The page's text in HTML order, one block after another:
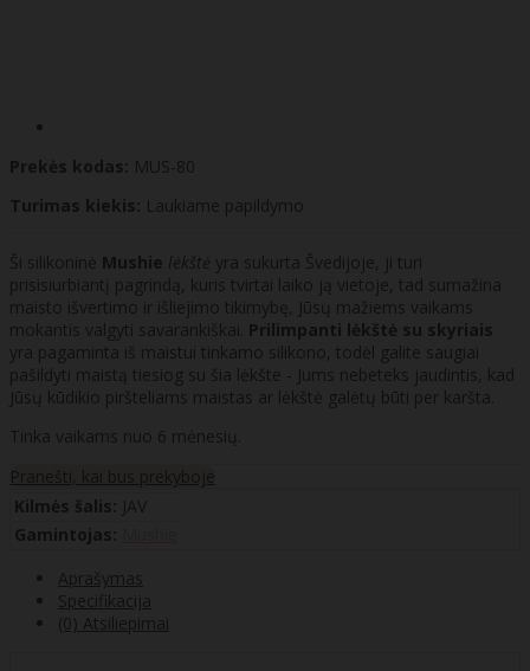
Prekės kodas: MUS-80
Turimas kiekis: Laukiame papildymo
Ši silikoninė Mushie lėkštė yra sukurta Švedijoje, ji turi
prisisiurbiantį pagrindą, kuris tvirtai laiko ją vietoje, tad sumažina
maisto išvertimo ir išliejimo tikimybę, Jūsų mažiems vaikams
mokantis valgyti savarankiškai. Prilimpanti lėkštė su skyriais
yra pagaminta iš maistui tinkamo silikono, todėl galite saugiai
pašildyti maistą tiesiog su šia lėkšte - Jums nebeteks jaudintis, kad
Jūsų kūdikio piršteliams maistas ar lėkštė galėtų būti per karšta.
Tinka vaikams nuo 6 mėnesių.
Pranešti, kai bus prekyboje
Kilmės šalis: JAV
Gamintojas:
Aprašymas
Specifikacija
(0) Atsiliepimai